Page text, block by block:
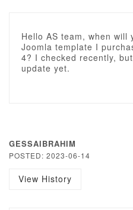
Hello AS team, when will
Joomla template I
4? I checked recently,
update yet.
GESSAIBRAHIM
POSTED: 2023-06-14
View History